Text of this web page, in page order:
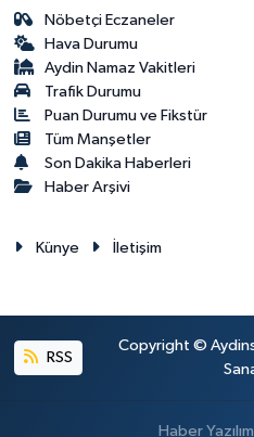
Nöbetçi Eczaneler
Hava Durumu
Aydin Namaz Vakitleri
Trafik Durumu
Puan Durumu ve Fikstür
Tüm Manşetler
Son Dakika Haberleri
Haber Arşivi
Künye İletişim
RSS
Copyright ©
Haber